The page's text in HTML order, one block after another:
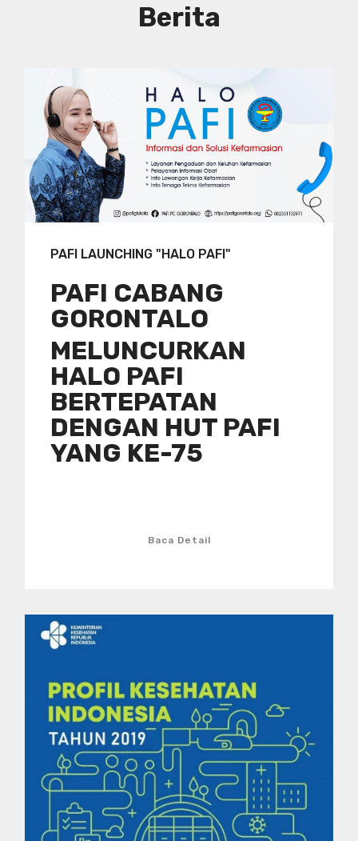
Berita
PAFI LAUNCHING "HALO PAFI"
PAFI CABANG
GORONTALO
MELUNCURKAN
HALO PAFI
BERTEPATAN
DENGAN HUT PAFI
YANG KE-75
Baca Detail